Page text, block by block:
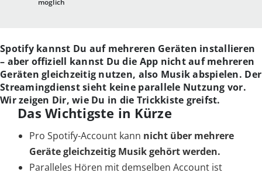
möglich
Spotify kannst Du auf mehreren Geräten installieren
– aber offiziell kannst Du die App nicht auf mehreren
Geräten gleichzeitig nutzen, also Musik abspielen. Der
Streamingdienst sieht keine parallele Nutzung vor.
Wir zeigen Dir, wie Du in die Trickkiste greifst.
Das Wichtigste in Kürze
Pro Spotify-Account kann nicht über mehrere
Geräte gleichzeitig Musik gehört werden.
Paralleles Hören mit demselben Account ist